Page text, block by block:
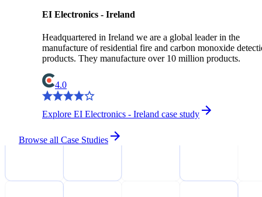
EI Electronics - Ireland
Headquartered in Ireland we are a global leader in the
manufacture of residential fire and carbon monoxide
products. They manufacture over 10 million products.
4.0
Explore EI Electronics - Ireland case study
Browse all Case Studies